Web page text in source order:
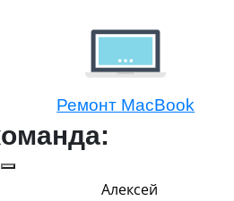
Ремонт MacBook
Алексей